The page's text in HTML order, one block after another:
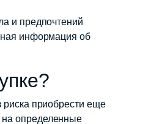
и предпочтений
информация об
риска приобрести еще
на определенные